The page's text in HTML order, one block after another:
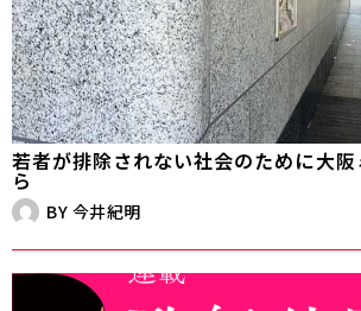
若者が排除されない社会のために――大
ら
BY 今井紀明